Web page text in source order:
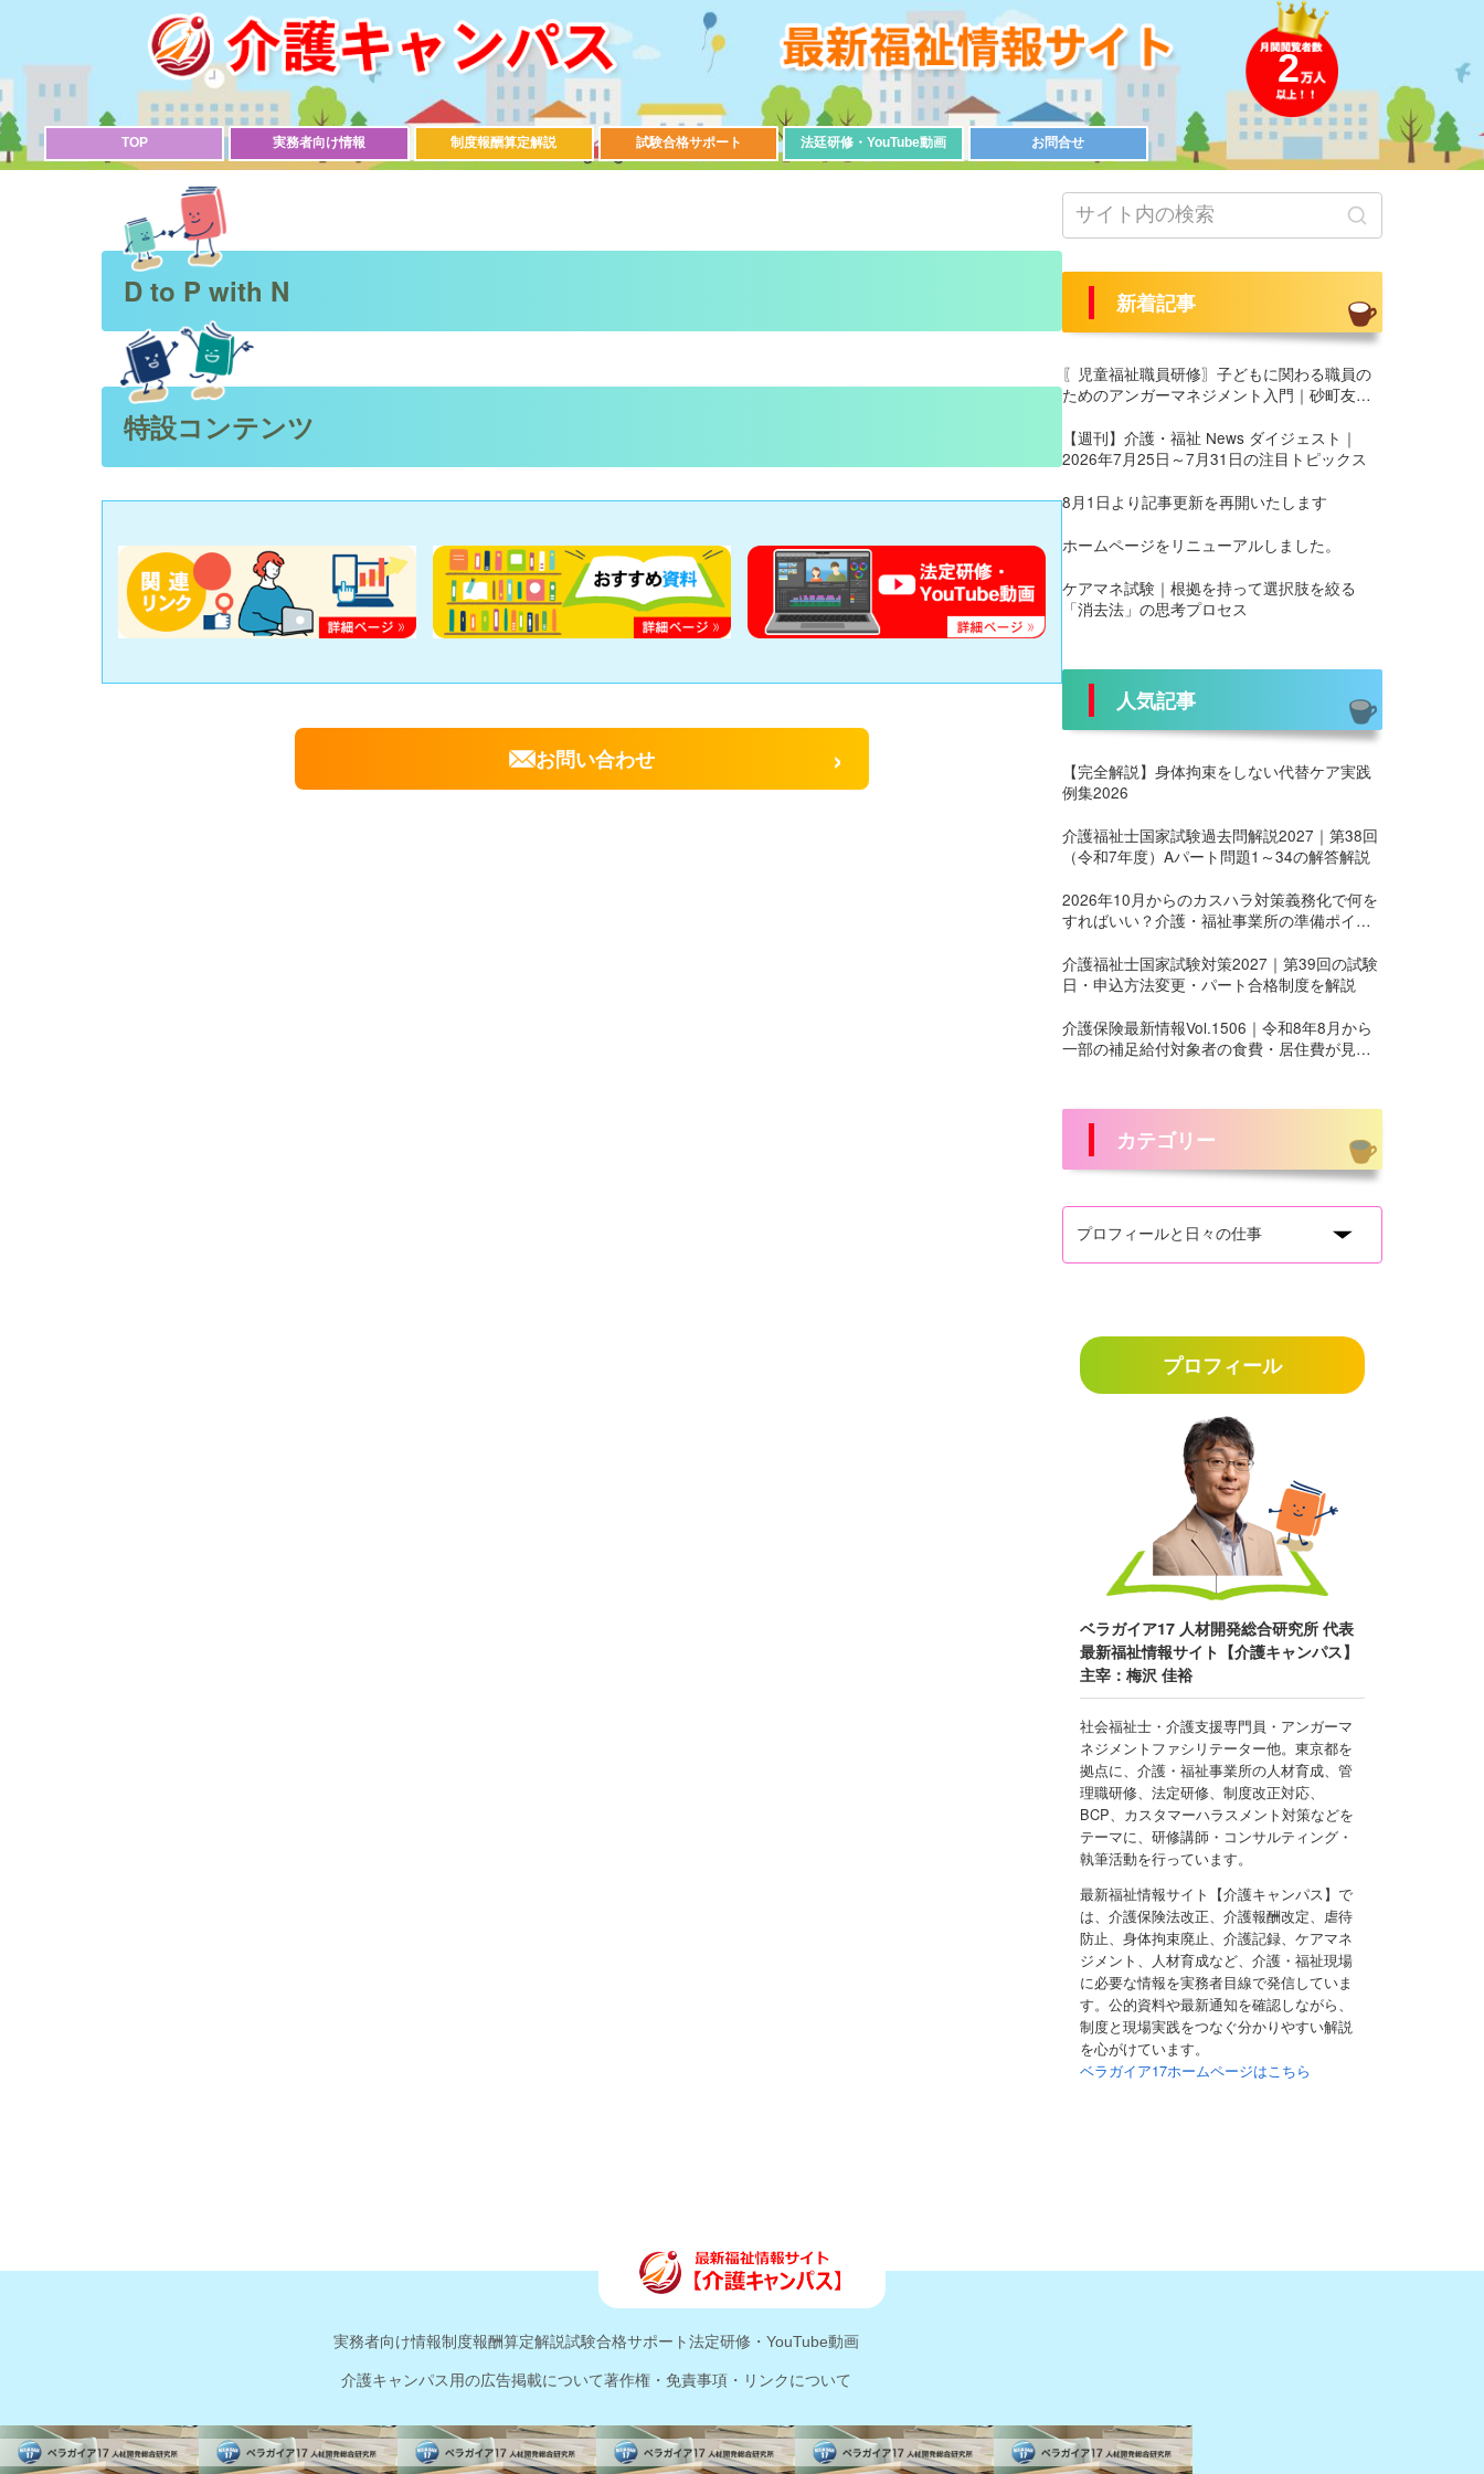
2
TOP 実務者向け情報 制度報酬算定解説 試験合格サポート 法廷研修・YouTube動画 お問合せ
D to P with N
特設コンテンツ
お問い合わせ ›
新着記事
〖児童福祉職員研修〗子どもに関わる職員の
ためのアンガーマネジメント入門｜砂町友愛
【週刊】介護・福祉 News ダイジェスト｜
2026年7月25日～7月31日の注目トピックス
8月1日より記事更新を再開いたします
ホームページをリニューアルしました。
ケアマネ試験｜根拠を持って選択肢を絞る
「消去法」の思考プロセス
人気記事
【完全解説】身体拘束をしない代替ケア実践
例集2026
介護福祉士国家試験過去問解説2027｜第38回
（令和7年度）Aパート問題1～34の解答解説
2026年10月からのカスハラ対策義務化で何を
すればいい？介護・福祉事業所の準備ポイン
介護福祉士国家試験対策2027｜第39回の試験
日・申込方法変更・パート合格制度を解説
介護保険最新情報Vol.1506｜令和8年8月から
一部の補足給付対象者の食費・居住費が見直
カテゴリー
プロフィール
ベラガイア17 人材開発総合研究所 代表
最新福祉情報サイト【介護キャンパス】
主宰：梅沢 佳裕
社会福祉士・介護支援専門員・アンガーマ
ネジメントファシリテーター他。東京都を
拠点に、介護・福祉事業所の人材育成、管
理職研修、法定研修、制度改正対応、
BCP、カスタマーハラスメント対策などを
テーマに、研修講師・コンサルティング・
執筆活動を行っています。
最新福祉情報サイト【介護キャンパス】で
は、介護保険法改正、介護報酬改定、虐待
防止、身体拘束廃止、介護記録、ケアマネ
ジメント、人材育成など、介護・福祉現場
に必要な情報を実務者目線で発信していま
す。公的資料や最新通知を確認しながら、
制度と現場実践をつなぐ分かりやすい解説
を心がけています。
ベラガイア17ホームページはこちら
実務者向け情報制度報酬算定解説試験合格サポート法定研修・YouTube動画
介護キャンパス用の広告掲載について著作権・免責事項・リンクについて